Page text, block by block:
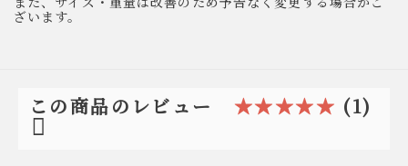
ざいます。
この商品のレビュー ★★★★★ (1)